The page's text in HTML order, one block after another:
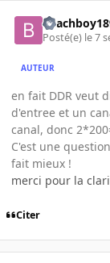
Posté(e) le 7
AUTEUR
en fait DDR veut
d'entree et un
canal, donc
C'est une
fait mieux !
merci pour la
Citer